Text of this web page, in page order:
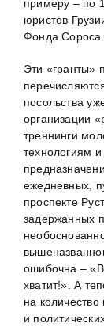
примеру – по
юристов
Фонда Сороса
Эти «гранты»
посольства
организации
треннинги
технологиям
ежедневных,
проспекте
задержанных
ошибочна –
хватит!». А
на
и